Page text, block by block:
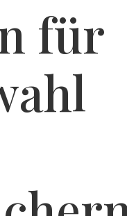
für